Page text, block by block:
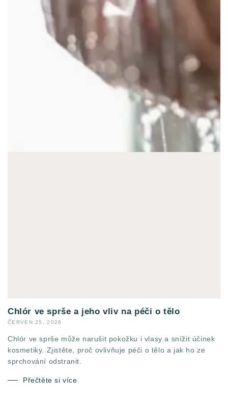
Chlór ve sprše a jeho vliv na péči o tělo
ČERVEN 25, 2026
Chlór ve sprše může narušit pokožku i vlasy a snížit účinek
kosmetiky. Zjistěte, proč ovlivňuje péči o tělo a jak ho ze
sprchování odstranit.
Přečtěte si více